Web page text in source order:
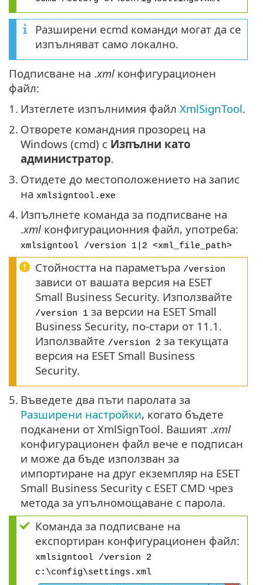
Разширени ecmd команди могат да се
изпълняват само локално.
Подписване на .xml конфигурационен
файл:
1. Изтеглете изпълнимия файл XmlSignTool.
2. Отворете командния прозорец на
Windows (cmd) с Изпълни като
администратор.
3. Отидете до местоположението на запис
на xmlsigntool.exe
4. Изпълнете команда за подписване на
.xml конфигурационния файл, употреба:
xmlsigntool /version 1|2 <xml_file_path>
Стойността на параметъра /version
зависи от вашата версия на ESET
Small Business Security. Използвайте
/version 1 за версии на ESET Small
Business Security, по-стари от 11.1.
Използвайте /version 2 за текущата
версия на ESET Small Business
Security.
5. Въведете два пъти паролата за
Разширени настройки, когато бъдете
подканени от XmlSignTool. Вашият .xml
конфигурационен файл вече е подписан
и може да бъде използван за
импортиране на друг екземпляр на ESET
Small Business Security с ESET CMD чрез
метода за упълномощаване с парола.
Команда за подписване на
експортиран конфигурационен файл:
xmlsigntool /version 2
c:\config\settings.xml